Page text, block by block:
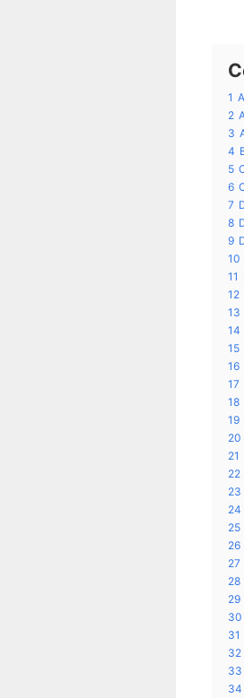
1
2
3
4
5
6
7
8
9
10
11
12
13
14
15
16
17
18
19
20
21
22
23
24
25
26
27
28
29
30
31
32
33
34